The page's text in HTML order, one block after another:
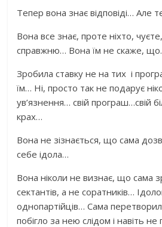
Тепер вона знає відповіді… Але
Вона все знає, проте ніхто, чуєте,
справжню… Вона їм не скаже,
Зробила ставку не на тих і
їм… Ні, просто так не подарує
ув’язнення… свій програш…свій
крах…
Вона не зізнається, що сама
себе ідола…
Вона ніколи не визнає, що сама
сектантів, а не соратників…
однопартійців… Сама
побігло за нею слідом і навіть не